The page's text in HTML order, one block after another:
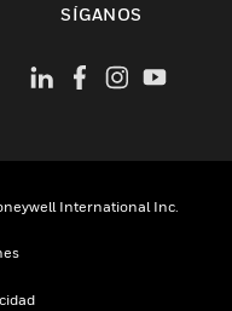
SÍGANOS
International Inc.